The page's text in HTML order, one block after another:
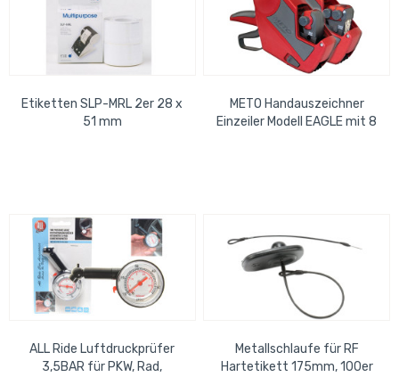
Etiketten SLP-MRL 2er 28 x
51 mm
METO Handauszeichner
Einzeiler Modell EAGLE mit 8
ALL Ride Luftdruckprüfer
3,5BAR für PKW, Rad,
Metallschlaufe für RF
Hartetikett 175mm, 100er